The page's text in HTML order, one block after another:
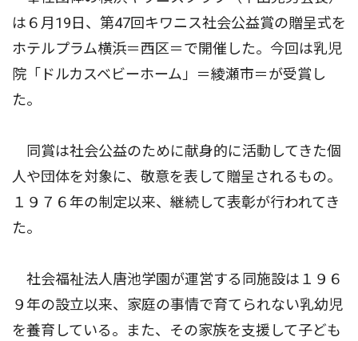
は６月19日、第47回キワニス社会公益賞の贈呈式を
ホテルプラム横浜＝西区＝で開催した。今回は乳児
院「ドルカスベビーホーム」＝綾瀬市＝が受賞し
た。
同賞は社会公益のために献身的に活動してきた個
人や団体を対象に、敬意を表して贈呈されるもの。
１９７６年の制定以来、継続して表彰が行われてき
た。
社会福祉法人唐池学園が運営する同施設は１９６
９年の設立以来、家庭の事情で育てられない乳幼児
を養育している。また、その家族を支援して子ども